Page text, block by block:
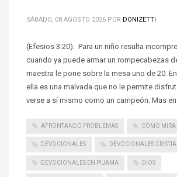
SÁBADO, 08 AGOSTO 2026 POR DONIZETTI
(Efesios 3:20). Para un niño resulta
cuando ya puede armar un rompecabezas
maestra le pone sobre la mesa uno de 20.
ella es una malvada que no le permite
verse a sí mismo como un campeón. Mas
AFRONTANDO PROBLEMAS CÓMO MIRA
DEVOCIONALES DEVOCIONALES
DEVOCIONALES EN PIJAMA DIOS